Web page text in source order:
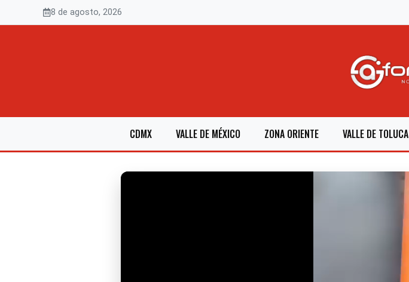
8 de agosto, 2026
CDMX VALLE DE MÉXICO ZONA ORIENTE VALLE DE TOLUCA